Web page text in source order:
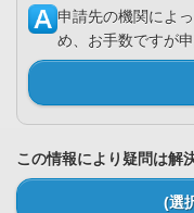
申請先の機関によ
め、お手数ですが
この情報により疑問は解
(選